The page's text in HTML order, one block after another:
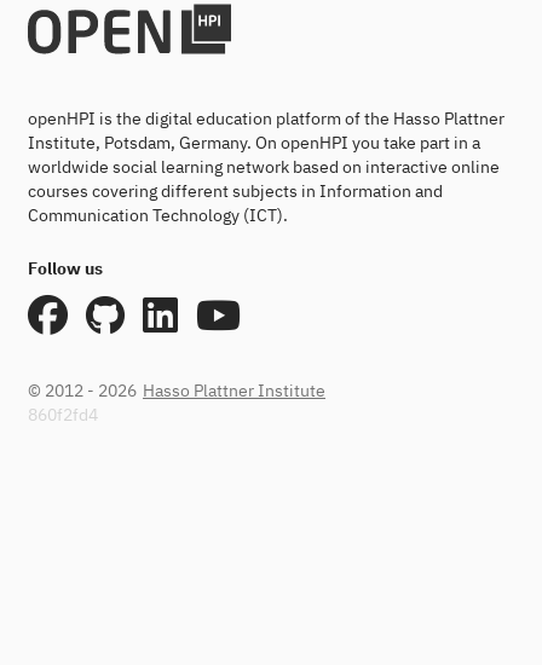
openHPI is the digital education platform of the Hasso Plattner
Institute, Potsdam, Germany. On openHPI you take part in a
worldwide social learning network based on interactive online
courses covering different subjects in Information and
Communication Technology (ICT).
Follow us
© 2012 - 2026 Hasso Plattner Institute
860f2fd4